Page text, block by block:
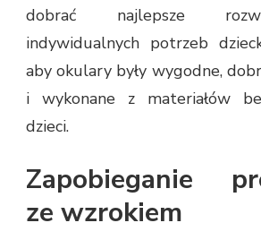
dobrać najlepsze
indywidualnych potrzeb
aby okulary były wygodne,
i wykonane z materiałów
dzieci.
Zapobieganie
ze wzrokiem